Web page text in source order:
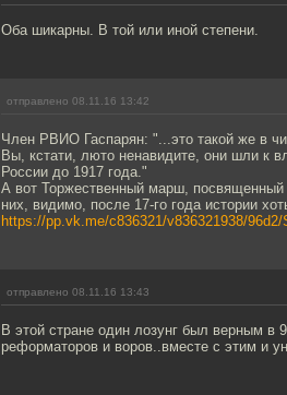
Оба шикарны. В той или иной степени.
отправлено 08.11.16 13:42
Член РВИО Гаспарян: "...это такой же в
Вы, кстати, люто ненавидите, они шли к
России до 1917 года."
А вот Торжественный марш,
них, видимо, после 17-го года истории
https://pp.vk.me/c836321/v836321938/
отправлено 08.11.16 13:43
В этой стране один лозунг был верным
реформаторов и воров..вместе с этим и